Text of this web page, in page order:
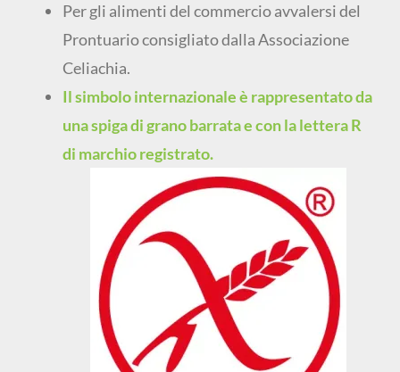
Per gli alimenti del commercio avvalersi del
Prontuario consigliato dalla Associazione
Celiachia.
Il simbolo internazionale è rappresentato da
una spiga di grano barrata e con la lettera R
di marchio registrato.